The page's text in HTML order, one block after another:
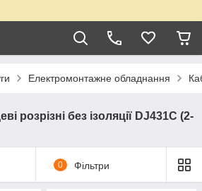
Електромонтажне обладнання
розрізні без ізоляції DJ431C (2-
0 Фільтри